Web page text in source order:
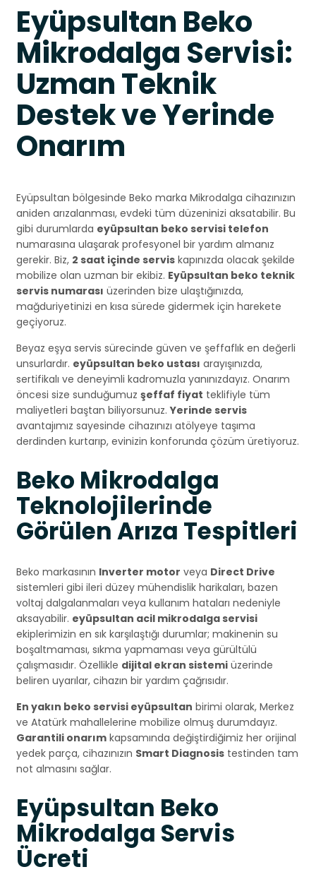
Eyüpsultan Beko
Mikrodalga Servisi:
Uzman Teknik
Destek ve Yerinde
Onarım
Eyüpsultan bölgesinde Beko marka Mikrodalga cihazınızın
aniden arızalanması, evdeki tüm düzeninizi aksatabilir. Bu
gibi durumlarda eyüpsultan beko servisi telefon
numarasına ulaşarak profesyonel bir yardım almanız
gerekir. Biz, 2 saat içinde servis kapınızda olacak şekilde
mobilize olan uzman bir ekibiz. Eyüpsultan beko teknik
servis numarası üzerinden bize ulaştığınızda,
mağduriyetinizi en kısa sürede gidermek için harekete
geçiyoruz.
Beyaz eşya servis sürecinde güven ve şeffaflık en değerli
unsurlardır. eyüpsultan beko ustası arayışınızda,
sertifikalı ve deneyimli kadromuzla yanınızdayız. Onarım
öncesi size sunduğumuz şeffaf fiyat teklifiyle tüm
maliyetleri baştan biliyorsunuz.Yerinde servis
avantajımız sayesinde cihazınızı atölyeye taşıma
derdinden kurtarıp, evinizin konforunda çözüm üretiyoruz.
Beko Mikrodalga
Teknolojilerinde
Görülen Arıza Tespitleri
Beko markasının Inverter motor veya Direct Drive
sistemleri gibi ileri düzey mühendislik harikaları, bazen
voltaj dalgalanmaları veya kullanım hataları nedeniyle
aksayabilir. eyüpsultan acil mikrodalga servisi
ekiplerimizin en sık karşılaştığı durumlar; makinenin su
boşaltmaması, sıkma yapmaması veya gürültülü
çalışmasıdır. Özellikle dijital ekran sistemi üzerinde
beliren uyarılar, cihazın bir yardım çağrısıdır.
En yakın beko servisi eyüpsultan birimi olarak, Merkez
ve Atatürk mahallelerine mobilize olmuş durumdayız.
Garantili onarım kapsamında değiştirdiğimiz her orijinal
yedek parça, cihazınızın Smart Diagnosis testinden tam
not almasını sağlar.
Eyüpsultan Beko
Mikrodalga Servis
Ücreti